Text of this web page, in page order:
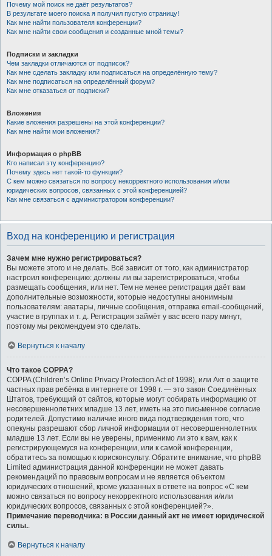
Почему мой поиск не даёт результатов?
В результате моего поиска я получил пустую страницу!
Как мне найти пользователя конференции?
Как мне найти свои сообщения и созданные мной темы?
Подписки и закладки
Чем закладки отличаются от подписок?
Как мне сделать закладку или подписаться на определённую тему?
Как мне подписаться на определённый форум?
Как мне отказаться от подписки?
Вложения
Какие вложения разрешены на этой конференции?
Как мне найти мои вложения?
Информация о phpBB
Кто написал эту конференцию?
Почему здесь нет такой-то функции?
С кем можно связаться по вопросу некорректного использования и/или
юридических вопросов, связанных с этой конференцией?
Как мне связаться с администратором конференции?
Вход на конференцию и регистрация
Зачем мне нужно регистрироваться?
Вы можете этого и не делать. Всё зависит от того, как администратор
настроил конференцию: должны ли вы зарегистрироваться, чтобы
размещать сообщения, или нет. Тем не менее регистрация даёт вам
дополнительные возможности, которые недоступны анонимным
пользователям: аватары, личные сообщения, отправка email-сообщений,
участие в группах и т. д. Регистрация займёт у вас всего пару минут,
поэтому мы рекомендуем это сделать.
Вернуться к началу
Что такое COPPA?
COPPA (Children’s Online Privacy Protection Act of 1998), или Акт о защите
частных прав ребёнка в интернете от 1998 г. — это закон Соединённых
Штатов, требующий от сайтов, которые могут собирать информацию от
несовершеннолетних младше 13 лет, иметь на это письменное согласие
родителей. Допустимо наличие иного вида подтверждения того, что
опекуны разрешают сбор личной информации от несовершеннолетних
младше 13 лет. Если вы не уверены, применимо ли это к вам, как к
регистрирующемуся на конференции, или к самой конференции,
обратитесь за помощью к юрисконсульту. Обратите внимание, что phpBB
Limited администрация данной конференции не может давать
рекомендаций по правовым вопросам и не является объектом
юридических отношений, кроме указанных в ответе на вопрос «С кем
можно связаться по вопросу некорректного использования и/или
юридических вопросов, связанных с этой конференцией?».
Примечание переводчика: в России данный акт не имеет юридической
силы..
Вернуться к началу